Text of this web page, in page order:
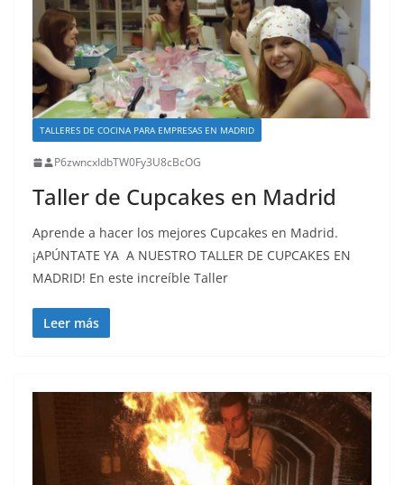
TALLERES DE COCINA PARA EMPRESAS EN MADRID
P6zwncxIdbTW0Fy3U8cBcOG
Taller de Cupcakes en Madrid
Aprende a hacer los mejores Cupcakes en Madrid.
¡APÚNTATE YA A NUESTRO TALLER DE CUPCAKES EN
MADRID! En este increíble Taller
Leer más